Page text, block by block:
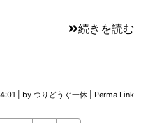
続きを読む
by つりどうぐ一休 Perma Link